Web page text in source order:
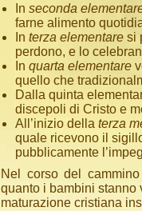
In seconda
farne alimento
In terza elementaresi
perdono, e lo
In quarta elementare
quello che
Dalla quinta
discepoli di Cristo e
All’inizio della terza
quale ricevono il
pubblicamente
Nel corso del
quanto i bambini stanno
maturazione cristiana